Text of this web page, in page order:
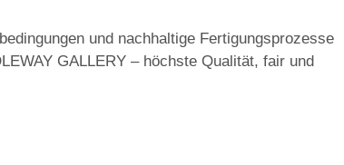
und nachhaltige Fertigungsprozesse
GALLERY – höchste Qualität, fair und